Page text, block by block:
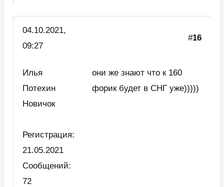
04.10.2021,
09:27
#16
Илья
Потехин
Новичок
Регистрация:
21.05.2021
Сообщений:
72
они же знают что к 160
форик будет в СНГ уже)))))